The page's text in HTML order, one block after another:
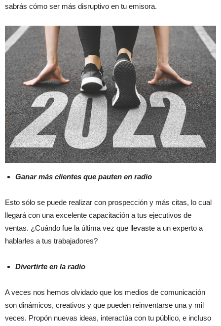
sabrás cómo ser más disruptivo en tu emisora.
Ganar más clientes que pauten en radio
Esto sólo se puede realizar con prospección y más citas, lo cual
llegará con una excelente capacitación a tus ejecutivos de
ventas. ¿Cuándo fue la última vez que llevaste a un experto a
hablarles a tus trabajadores?
Divertirte en la radio
A veces nos hemos olvidado que los medios de comunicación
son dinámicos, creativos y que pueden reinventarse una y mil
veces. Propón nuevas ideas, interactúa con tu público, e incluso